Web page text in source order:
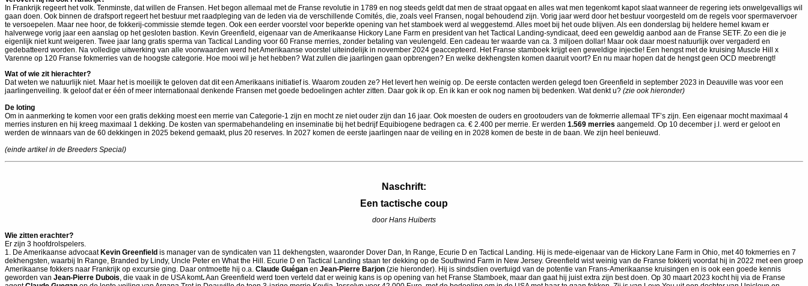
In Frankrijk regeert het volk. Tenminste, dat willen de Fransen. Het begon allemaal met de Franse revolutie in 1789 en nog steeds geldt dat men de straat opgaat en alles wat men tegenkomt kapot slaat wanneer de regering iets onwelgevalligs wil
gaan doen. Ook binnen de drafsport regeert het bestuur met raadpleging van de leden via de verschillende Comités, die, zoals veel Fransen, nogal behoudend zijn. Vorig jaar werd door het bestuur voorgesteld om de regels voor spermavervoer
te versoepelen. Maar nee hoor, de fokkerij-commissie stemde tegen. Ook een eerder voorstel voor beperkte opening van het stamboek werd al weggestemd. Alles moet bij het oude blijven. Als een donderslag bij heldere hemel kwam er
halverwege vorig jaar een aanslag op het gesloten bastion. Kevin Greenfield, eigenaar van de Amerikaanse Hickory Lane Farm en president van het Tactical Landing-syndicaat, deed een geweldig aanbod aan de Franse SETF. Zo een die je
eigenlijk niet kunt weigeren. Twee jaar lang gratis sperma van Tactical Landing voor 60 Franse merries, zonder betaling van veulengeld. Een cadeau ter waarde van ca. 3 miljoen dollar! Maar ook daar moest natuurlijk over vergaderd en
gedebatteerd worden. Na volledige uitwerking van alle voorwaarden werd het Amerikaanse voorstel uiteindelijk in november 2024 geaccepteerd. Het Franse stamboek krijgt een geweldige injectie! Een hengst met de kruising Muscle Hill x
Varenne op 120 Franse fokmerries van de hoogste categorie. Hoe mooi wil je het hebben? Wat zullen die jaarlingen gaan opbrengen? En welke dekhengsten komen daaruit voort? En nu maar hopen dat de hengst geen OCD meebrengt!
Wat of wie zit hierachter?
Dat weten we natuurlijk niet. Maar het is moeilijk te geloven dat dit een Amerikaans initiatief is. Waarom zouden ze? Het levert hen weinig op. De eerste contacten werden gelegd toen Greenfield in september 2023 in Deauville was voor een
jaarlingenveiling. Ik geloof dat er één of meer internationaal denkende Fransen met goede bedoelingen achter zitten. Daar gok ik op. En ik kan er ook nog namen bij bedenken. Wat denkt u? (zie ook hieronder)
De loting
Om in aanmerking te komen voor een gratis dekking moest een merrie van Categorie-1 zijn en mocht ze niet ouder zijn dan 16 jaar. Ook moesten de ouders en grootouders van de fokmerrie allemaal TF’s zijn. Een eigenaar mocht maximaal 4
merries insturen en hij kreeg maximaal 1 dekking. De kosten van spermabehandeling en inseminatie bij het bedrijf Equibiogene bedragen ca. € 2.400 per merrie. Er werden 1.569 merries aangemeld. Op 10 december j.l. werd er geloot en
werden de winnaars van de 60 dekkingen in 2025 bekend gemaakt, plus 20 reserves. In 2027 komen de eerste jaarlingen naar de veiling en in 2028 komen de beste in de baan. We zijn heel benieuwd.
(einde artikel in de Breeders Special)
Naschrift:
Een tactische coup
door Hans Huiberts
Wie zitten erachter?
Er zijn 3 hoofdrolspelers.
1. De Amerikaanse advocaatKevin Greenfield is manager van de syndicaten van 11 dekhengsten, waaronder Dover Dan, In Range, Ecurie D en Tactical Landing. Hij is mede-eigenaar van de Hickory Lane Farm in Ohio, met 40 fokmerries en 7
dekhengsten, waarbij In Range, Branded by Lindy, Uncle Peter en What the Hill. Ecurie D en Tactical Landing staan ter dekking op de Southwind Farm in New Jersey. Greenfield wist weinig van de Franse fokkerij voordat hij in 2022 met een groep
Amerikaanse fokkers naar Frankrijk op excursie ging. Daar ontmoette hij o.a. Claude Guégan en Jean-Pierre Barjon (zie hieronder). Hij is sindsdien overtuigd van de potentie van Frans-Amerikaanse kruisingen en is ook een goede kennis
geworden van Jean-Pierre Dubois , die vaak in de USA komt.Aan Greenfield werd toen verteld dat er weinig kans is op opening van het Franse Stamboek, maar dan gaat hij juist extra zijn best doen. Op 30 maart 2023 kocht hij via de Franse